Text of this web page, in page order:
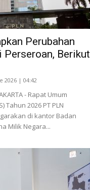
Perubahan
Perseroan, Berikut
2026 | 04:42
- Rapat Umum
Tahun 2026 PT PLN
di kantor Badan
Milik Negara...